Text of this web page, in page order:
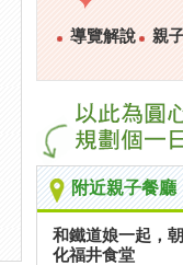
導覽解說 親
附近親子餐廳
和鐵道娘一起，
化福井食堂